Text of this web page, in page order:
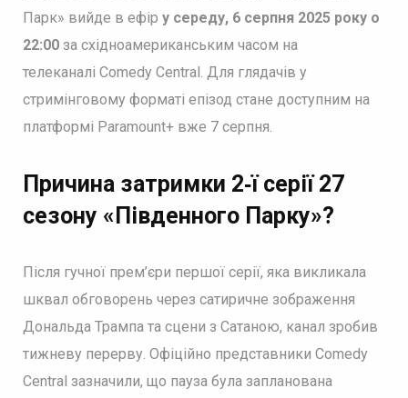
Парк» вийде в ефір у середу, 6 серпня 2025 року о
22:00за східноамериканським часом на
телеканалі Comedy Central. Для глядачів у
стримінговому форматі епізод стане доступним на
платформі Paramount+ вже 7 серпня.
Причина затримки 2‑ї серії 27
сезону «Південного Парку»?
Після гучної прем’єри першої серії, яка викликала
шквал обговорень через сатиричне зображення
Дональда Трампа та сцени з Сатаною, канал зробив
тижневу перерву. Офіційно представники Comedy
Central зазначили, що пауза була запланована